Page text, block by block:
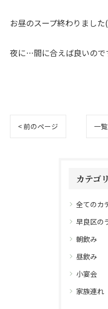
お昼のスープ終わりまし
夜に…間に合えば良いの
< 前のページ 一
カテゴ
全てのカ
早良区の
朝飲み
昼飲み
小宴会
家族連れ